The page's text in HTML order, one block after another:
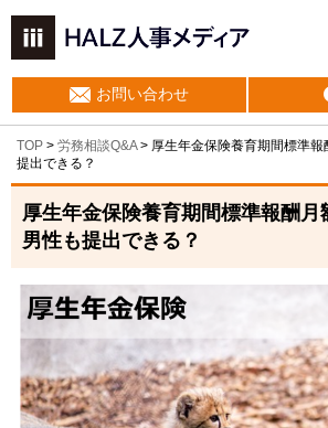
お問い合わせ
TOP > 労務相談Q&A> 厚生年金保険養育期間標準報
提出できる？
厚生年金保険養育期間標準報酬月
男性も提出できる？